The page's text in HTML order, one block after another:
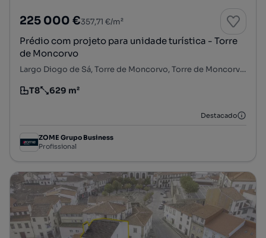
225 000 €357,71 €/m²
Prédio com projeto para unidade turística - Torre
de Moncorvo
Largo Diogo de Sá, Torre de Moncorvo, Torre de Moncorvo, Bragança
Tipologia
T8
Preço por metro quadrado
629 m²
Destacado
ZOME Grupo Business
Profissional